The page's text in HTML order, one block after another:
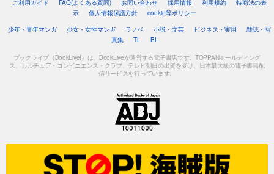
ご利用ガイド FAQ(よくある質問) お問い合わせ 採用情報 利用規約
特商法の表
示
個人情報保護方針
cookie等ポリシー
少年・青年マンガ
少女・女性マンガ ラノベ 小説・文芸 ビジネス・実用
雑誌・写
真集
TL BL
ブックライブ（BookLive!）は、BookLiveが運営する電子書店です。TOPPANホールディング
ス、カルチュア・コンビニエンス・クラブ、テレビ朝日の出資を受け、日本最大級の電子書籍配
信サービスを行っています。